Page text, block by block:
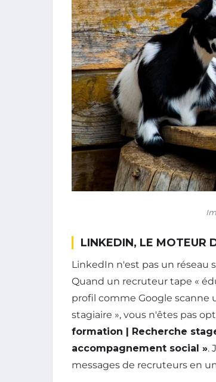
LINKEDIN, LE MOTEUR
LinkedIn n'est pas un réseau
Quand un recruteur tape «
profil comme Google scanne
stagiaire », vous n'êtes pas
formation | Recherche
accompagnement social ».
messages de recruteurs en